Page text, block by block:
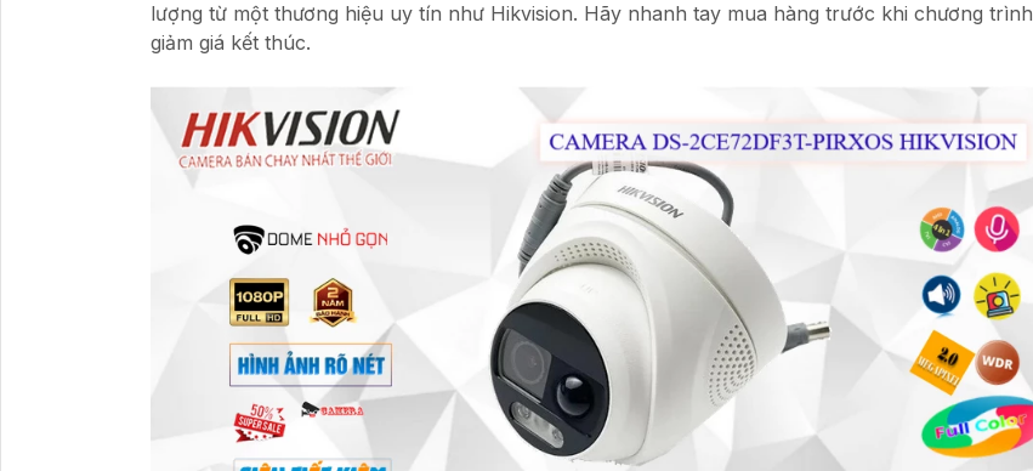
lượng từ một thương hiệu uy tín như Hikvision. Hãy nhanh tay mua hàng trước khi chương trình
giảm giá kết thúc.